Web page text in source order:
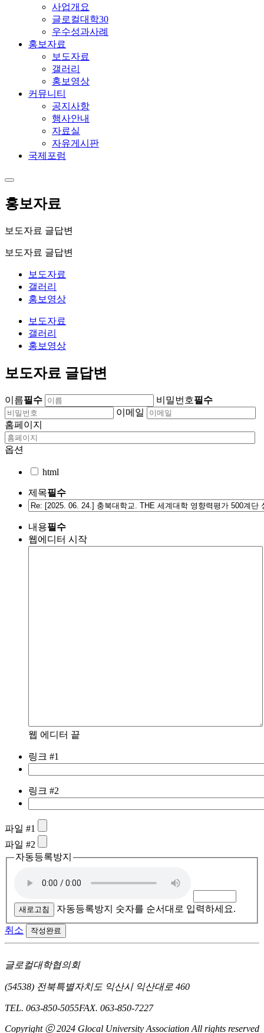
사업개요
글로컬대학30
우수성과사례
홍보자료
보도자료
갤러리
홍보영상
커뮤니티
공지사항
행사안내
자료실
자유게시판
국제포럼
홍보자료
보도자료 글답변
보도자료 글답변
보도자료
갤러리
홍보영상
보도자료
갤러리
홍보영상
보도자료 글답변
이름필수 비밀번호필수
이메일
홈페이지
옵션
html
제목필수
내용필수
웹에디터 시작
웹 에디터 끝
링크 #1
링크 #2
파일 #1
파일 #2
자동등록방지
새로고침 자동등록방지 숫자를 순서대로 입력하세요.
취소 작성완료
글로컬대학협의회
(54538) 전북특별자치도 익산시 익산대로 460
TEL. 063-850-5055FAX. 063-850-7227
Copyright ⓒ 2024 Glocal University Association All rights reserved